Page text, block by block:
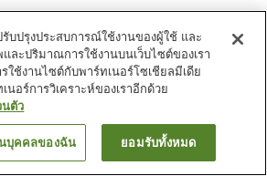
กในที่พัก
ซาวน่า
ร้านอาหาร
Station
ค้นหาห้องพัก
บปรุงประสบการณ์ใช้งานของผู้ใช้ และ
ละปริมาณการใช้งานบนเว็บไซต์ของเรา
ใช้งานไซต์กับพาร์ทเนอร์โซเชียลมีเดีย
อร์การวิเคราะห์ของเราอีกด้วย
นตัว
บุคคลของฉัน ยอมรับทั้งหมด